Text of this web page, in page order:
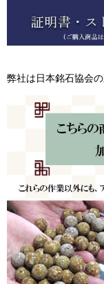
弊社は日本銘石協会の